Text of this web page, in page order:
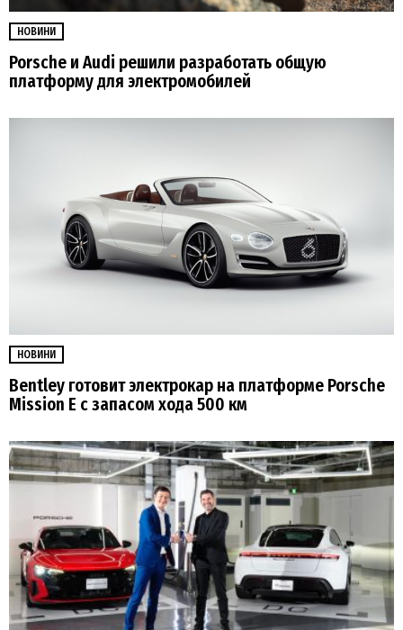
НОВИНИ
Porsche и Audi решили разработать общую
платформу для электромобилей
НОВИНИ
Bentley готовит электрокар на платформе Porsche
Mission E с запасом хода 500 км